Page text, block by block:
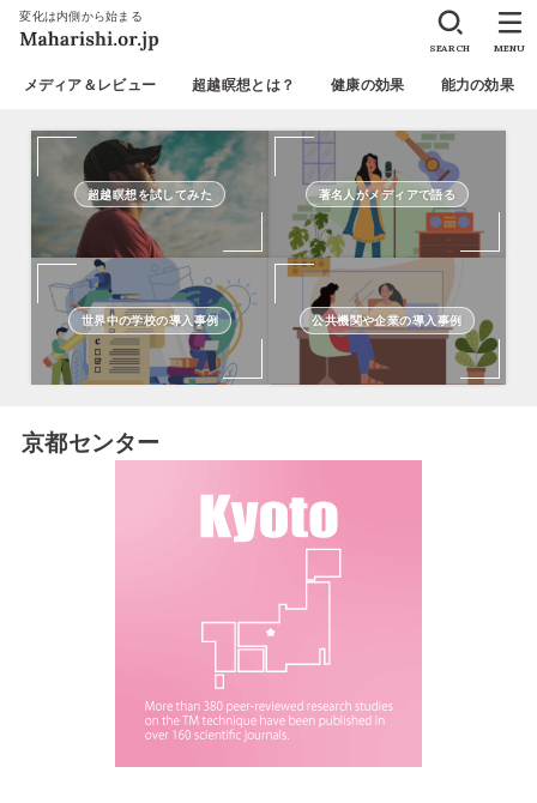
変化は内側から始まる
メディア＆レビュー 超越瞑想とは？ 健康の効果 能力の効果
SEARCH MENU
超越瞑想を試してみた 著名人がメディアで語る
世界中の学校の導入事例 公共機関や企業の導入事例
京都センター